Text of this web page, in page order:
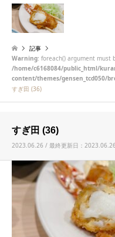
記事
Warning: foreach() argument
/home/c6168084/public_html/
content/themes/gensen_tcd050/
すぎ田 (36)
すぎ田 (36)
2023.06.26 / 最終更新日：2023.06.26